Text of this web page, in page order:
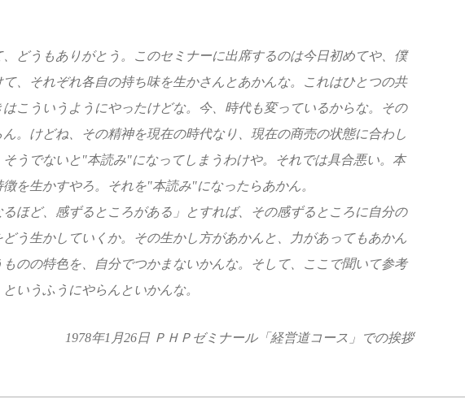
どうもありがとう。このセミナーに出席するのは今日初めてや、僕
、それぞれ各自の持ち味を生かさんとあかんな。これはひとつの共
こういうようにやったけどな。今、時代も変っているからな。その
。けどね、その精神を現在の時代なり、現在の商売の状態に合わし
うでないと"本読み"になってしまうわけや。それでは具合悪い。本
を生かすやろ。それを"本読み"になったらあかん。
ほど、感ずるところがある」とすれば、その感ずるところに自分の
う生かしていくか。その生かし方があかんと、力があってもあかん
のの特色を、自分でつかまないかんな。そして、ここで聞いて参考
いうふうにやらんといかんな。
1978年1月26日 ＰＨＰゼミナール「経営道コース」での挨拶